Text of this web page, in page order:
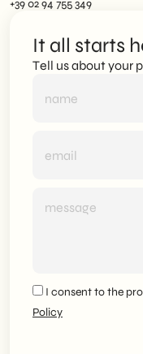
+39 02 94 755 349
It all starts
Tell us about your
I consent to the
Policy